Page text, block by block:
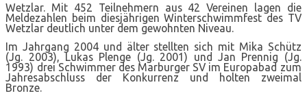
Wetzlar. Mit 452 Teilnehmern aus 42 Vereinen lagen die
Meldezahlen beim diesjährigen Winterschwimmfest des TV
Wetzlar deutlich unter dem gewohnten Niveau.
Im Jahrgang 2004 und älter stellten sich mit Mika Schütz
(Jg. 2003), Lukas Plenge (Jg. 2001) und Jan Prennig (Jg.
1993) drei Schwimmer des Marburger SV im Europabad zum
Jahresabschluss der Konkurrenz und holten zweimal
Bronze.